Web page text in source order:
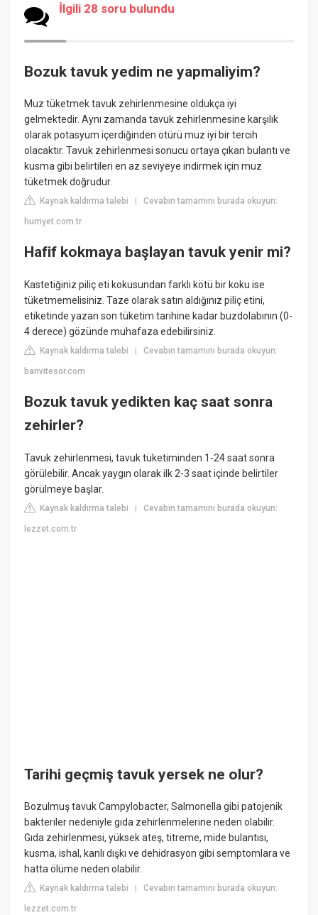
İlgili 28 soru bulundu
Bozuk tavuk yedim ne yapmaliyim?
Muz tüketmek tavuk zehirlenmesine oldukça iyi
gelmektedir. Aynı zamanda tavuk zehirlenmesine karşılık
olarak potasyum içerdiğinden ötürü muz iyi bir tercih
olacaktır. Tavuk zehirlenmesi sonucu ortaya çıkan bulantı ve
kusma gibi belirtileri en az seviyeye indirmek için muz
tüketmek doğrudur.
Kaynak kaldırma talebi |Cevabın tamamını burada okuyun:
hurriyet.com.tr
Hafif kokmaya başlayan tavuk yenir mi?
Kastetiğiniz piliç eti kokusundan farklı kötü bir koku ise
tüketmemelisiniz. Taze olarak satın aldığınız piliç etini,
etiketinde yazan son tüketim tarihine kadar buzdolabının (0-
4 derece) gözünde muhafaza edebilirsiniz.
Kaynak kaldırma talebi |Cevabın tamamını burada okuyun:
banvitesor.com
Bozuk tavuk yedikten kaç saat sonra
zehirler?
Tavuk zehirlenmesi, tavuk tüketiminden 1-24 saat sonra
görülebilir. Ancak yaygın olarak ilk 2-3 saat içinde belirtiler
görülmeye başlar.
Kaynak kaldırma talebi |Cevabın tamamını burada okuyun:
lezzet.com.tr
Tarihi geçmiş tavuk yersek ne olur?
Bozulmuş tavuk Campylobacter, Salmonella gibi patojenik
bakteriler nedeniyle gıda zehirlenmelerine neden olabilir.
Gıda zehirlenmesi, yüksek ateş, titreme, mide bulantısı,
kusma, ishal, kanlı dışkı ve dehidrasyon gibi semptomlara ve
hatta ölüme neden olabilir.
Kaynak kaldırma talebi |Cevabın tamamını burada okuyun:
lezzet.com.tr